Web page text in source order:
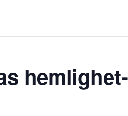
hemlighet-